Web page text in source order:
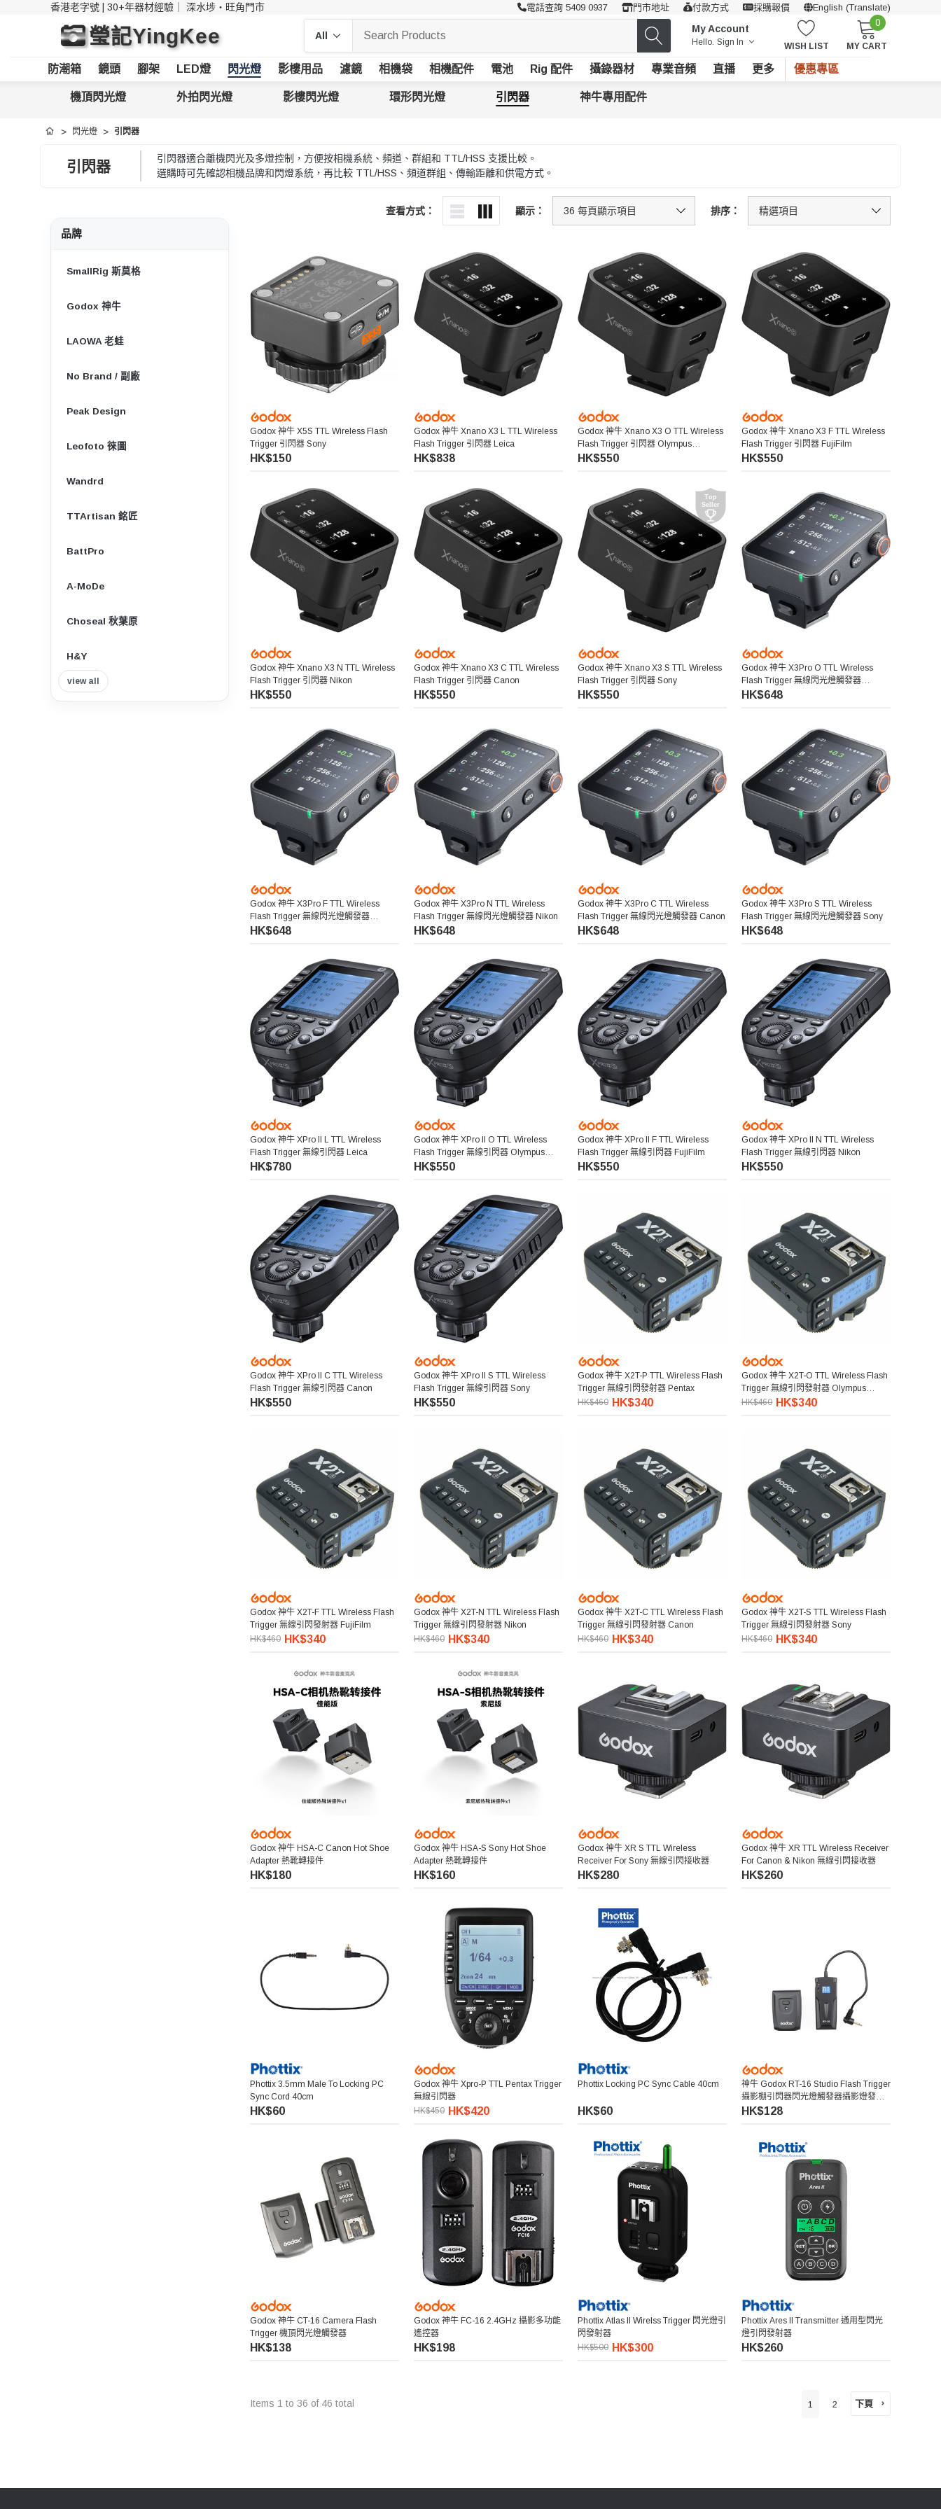
香港老字號 | 30+年器材經驗｜ 深水埗・旺角門市 電話查詢 5409 0937 門市地址 付款方式 採購報價 English (Translate)
瑩記YingKee My Account
Hello. Sign In WISH LIST
0
MY CART
防潮箱 鏡頭 腳架 LED燈 閃光燈 影樓用品 濾鏡 相機袋 相機配件 電池 Rig 配件 攝錄器材 專業音頻 直播 更多 優惠專區
機頂閃光燈 外拍閃光燈 影樓閃光燈 環形閃光燈 引閃器 神牛專用配件
首頁 閃光燈 引閃器
引閃器
引閃器適合離機閃光及多燈控制，方便按相機系統、頻道、群組和 TTL/HSS 支援比較。
選購時可先確認相機品牌和閃燈系統，再比較 TTL/HSS、頻道群組、傳輸距離和供電方式。
查看方式： 顯示： 排序：
品牌
SmallRig 斯莫格
Godox 神牛
LAOWA 老蛙
No Brand / 副廠
Peak Design
Leofoto 徠圖
Wandrd
TTArtisan 銘匠
BattPro
A-MoDe
Choseal 秋葉原
H&Y
Insta360
view all
Godox 神牛 X5S TTL Wireless Flash
Trigger 引閃器 Sony
HK$150
Godox 神牛 Xnano X3 L TTL Wireless
Flash Trigger 引閃器 Leica
HK$838
Godox 神牛 Xnano X3 O TTL Wireless
Flash Trigger 引閃器 Olympus
Panasonic
HK$550
Godox 神牛 Xnano X3 F TTL Wireless
Flash Trigger 引閃器 FujiFilm
HK$550
Godox 神牛 Xnano X3 N TTL Wireless
Flash Trigger 引閃器 Nikon
HK$550
Godox 神牛 Xnano X3 C TTL Wireless
Flash Trigger 引閃器 Canon
HK$550
Godox 神牛 Xnano X3 S TTL Wireless
Flash Trigger 引閃器 Sony
HK$550
Godox 神牛 X3Pro O TTL Wireless
Flash Trigger 無線閃光燈觸發器
Olympus Panasonic
HK$648
Godox 神牛 X3Pro F TTL Wireless
Flash Trigger 無線閃光燈觸發器
FujiFilm
HK$648
Godox 神牛 X3Pro N TTL Wireless
Flash Trigger 無線閃光燈觸發器 Nikon
HK$648
Godox 神牛 X3Pro C TTL Wireless
Flash Trigger 無線閃光燈觸發器 Canon
HK$648
Godox 神牛 X3Pro S TTL Wireless
Flash Trigger 無線閃光燈觸發器 Sony
HK$648
Godox 神牛 XPro II L TTL Wireless
Flash Trigger 無線引閃器 Leica
HK$780
Godox 神牛 XPro II O TTL Wireless
Flash Trigger 無線引閃器 Olympus
Panasonic
HK$550
Godox 神牛 XPro II F TTL Wireless
Flash Trigger 無線引閃器 FujiFilm
HK$550
Godox 神牛 XPro II N TTL Wireless
Flash Trigger 無線引閃器 Nikon
HK$550
Godox 神牛 XPro II C TTL Wireless
Flash Trigger 無線引閃器 Canon
HK$550
Godox 神牛 XPro II S TTL Wireless
Flash Trigger 無線引閃器 Sony
HK$550
Godox 神牛 X2T-P TTL Wireless Flash
Trigger 無線引閃發射器 Pentax
HK$460 HK$340
Godox 神牛 X2T-O TTL Wireless Flash
Trigger 無線引閃發射器 Olympus
Panasonic
HK$460 HK$340
Godox 神牛 X2T-F TTL Wireless Flash
Trigger 無線引閃發射器 FujiFilm
HK$460 HK$340
Godox 神牛 X2T-N TTL Wireless Flash
Trigger 無線引閃發射器 Nikon
HK$460 HK$340
Godox 神牛 X2T-C TTL Wireless Flash
Trigger 無線引閃發射器 Canon
HK$460 HK$340
Godox 神牛 X2T-S TTL Wireless Flash
Trigger 無線引閃發射器 Sony
HK$460 HK$340
Godox 神牛 HSA-C Canon Hot Shoe
Adapter 熱靴轉接件
HK$180
Godox 神牛 HSA-S Sony Hot Shoe
Adapter 熱靴轉接件
HK$160
Godox 神牛 XR S TTL Wireless
Receiver For Sony 無線引閃接收器
HK$280
Godox 神牛 XR TTL Wireless Receiver
For Canon & Nikon 無線引閃接收器
HK$260
Phottix 3.5mm Male To Locking PC
Sync Cord 40cm
HK$60
Godox 神牛 Xpro-P TTL Pentax Trigger
無線引閃器
HK$450 HK$420
Phottix Locking PC Sync Cable 40cm
HK$60
神牛 Godox RT-16 Studio Flash Trigger
攝影棚引閃器閃光燈觸發器攝影燈發射
器
HK$128
Godox 神牛 CT-16 Camera Flash
Trigger 機頂閃光燈觸發器
HK$138
Godox 神牛 FC-16 2.4GHz 攝影多功能
遙控器
HK$198
Phottix Atlas II Wirelss Trigger 閃光燈引
閃發射器
HK$500 HK$300
Phottix Ares II Transmitter 通用型閃光
燈引閃發射器
HK$260
Items 1 to 36 of 46 total 1 2 下頁